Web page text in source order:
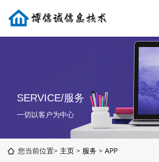
SERVICE/服务
一切以客户为中心
您当前位置> 主页 > 服务 > APP